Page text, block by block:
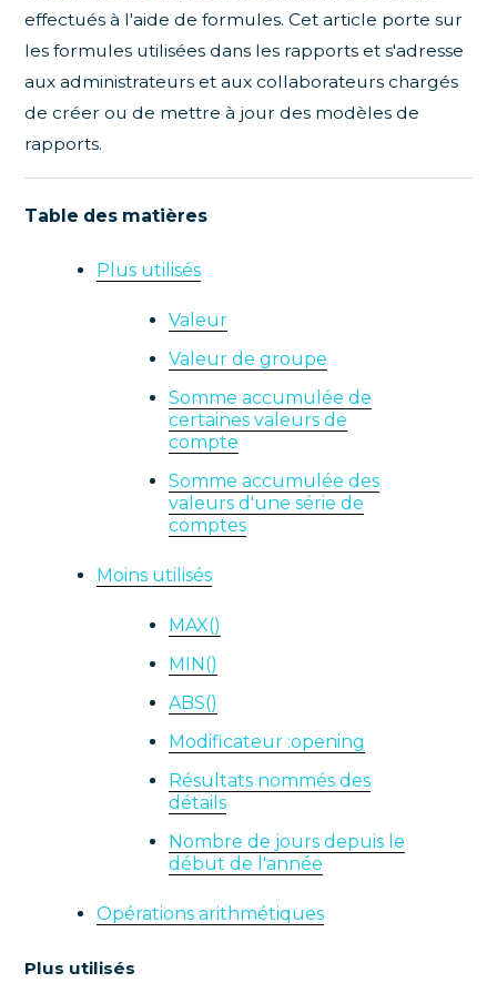
effectués à l'aide de formules. Cet article porte sur
les formules utilisées dans les rapports et s'adresse
aux administrateurs et aux collaborateurs chargés
de créer ou de mettre à jour des modèles de
rapports.
Table des matières
Plus utilisés
Valeur
Valeur de groupe
Somme accumulée de
certaines valeurs de
compte
Somme accumulée des
valeurs d'une série de
comptes
Moins utilisés
MAX()
MIN()
ABS()
Modificateur :opening
Résultats nommés des
détails
Nombre de jours depuis le
début de l'année
Opérations arithmétiques
Plus utilisés